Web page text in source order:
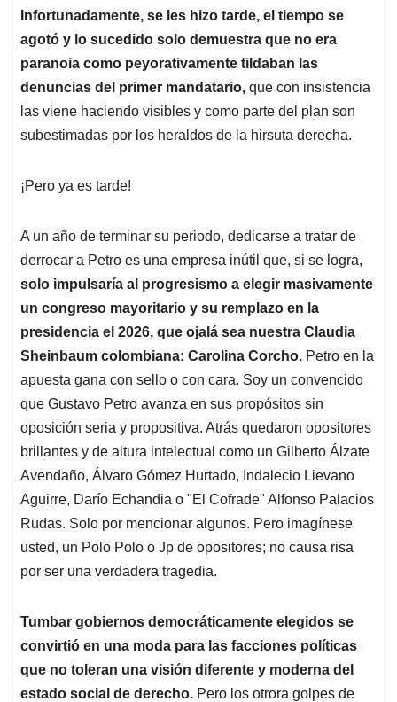
Infortunadamente, se les hizo tarde, el tiempo se
agotó y lo sucedido solo demuestra que no era
paranoia como peyorativamente tildaban las
denuncias del primer mandatario, que con insistencia
las viene haciendo visibles y como parte del plan son
subestimadas por los heraldos de la hirsuta derecha.
¡Pero ya es tarde!
A un año de terminar su periodo, dedicarse a tratar de
derrocar a Petro es una empresa inútil que, si se logra,
solo impulsaría al progresismo a elegir masivamente
un congreso mayoritario y su remplazo en la
presidencia el 2026, que ojalá sea nuestra Claudia
Sheinbaum colombiana: Carolina Corcho. Petro en la
apuesta gana con sello o con cara. Soy un convencido
que Gustavo Petro avanza en sus propósitos sin
oposición seria y propositiva. Atrás quedaron opositores
brillantes y de altura intelectual como un Gilberto Álzate
Avendaño, Álvaro Gómez Hurtado, Indalecio Lievano
Aguirre, Darío Echandia o "El Cofrade" Alfonso Palacios
Rudas. Solo por mencionar algunos. Pero imagínese
usted, un Polo Polo o Jp de opositores; no causa risa
por ser una verdadera tragedia.
Tumbar gobiernos democráticamente elegidos se
convirtió en una moda para las facciones políticas
que no toleran una visión diferente y moderna del
estado social de derecho. Pero los otrora golpes de